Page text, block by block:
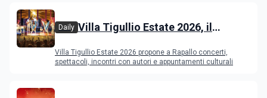
Daily Villa Tigullio Estate 2026, il
Villa Tigullio Estate 2026 propone a Rapallo concerti,
spettacoli, incontri con autori e appuntamenti culturali